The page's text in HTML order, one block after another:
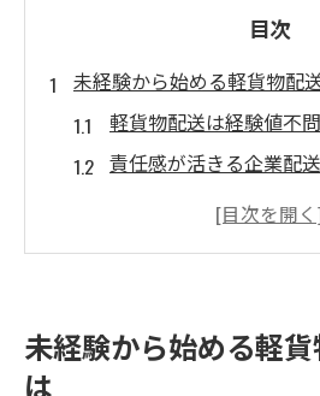
目次
未経験から始める軽貨物配
軽貨物配送は経験値不
責任感が活きる企業配
10代〜50代男女が幅広
責任感を活かして企業配送
未経験から始める軽
は